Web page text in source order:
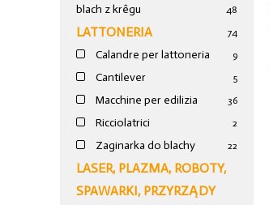
blach z krêgu
48
LATTONERIA 74
Calandre per lattoneria 9
Cantilever 5
Macchine per edilizia 36
Ricciolatrici 2
Zaginarka do blachy 22
LASER, PLAZMA, ROBOTY,
SPAWARKI, PRZYRZĄDY